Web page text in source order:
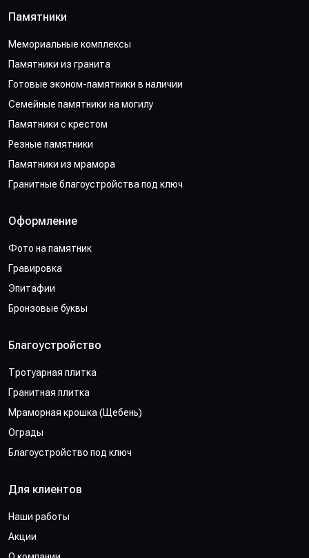
Памятники
Мемориальные комплексы
Памятники из гранита
Готовые эконом-памятники в наличии
Семейные памятники на могилу
Памятники с крестом
Резные памятники
Памятники из мрамора
Гранитные благоустройства под ключ
Оформление
Фото на памятник
Гравировка
Эпитафии
Бронзовые буквы
Благоустройство
Тротуарная плитка
Гранитная плитка
Мраморная крошка (Щебень)
Ограды
Благоустройство под ключ
Для клиентов
Наши работы
Акции